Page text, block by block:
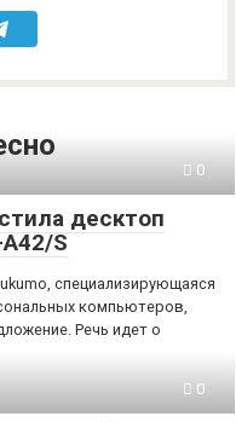
0
десктоп
S
специализирующаяся
компьютеров,
Речь идет о
0